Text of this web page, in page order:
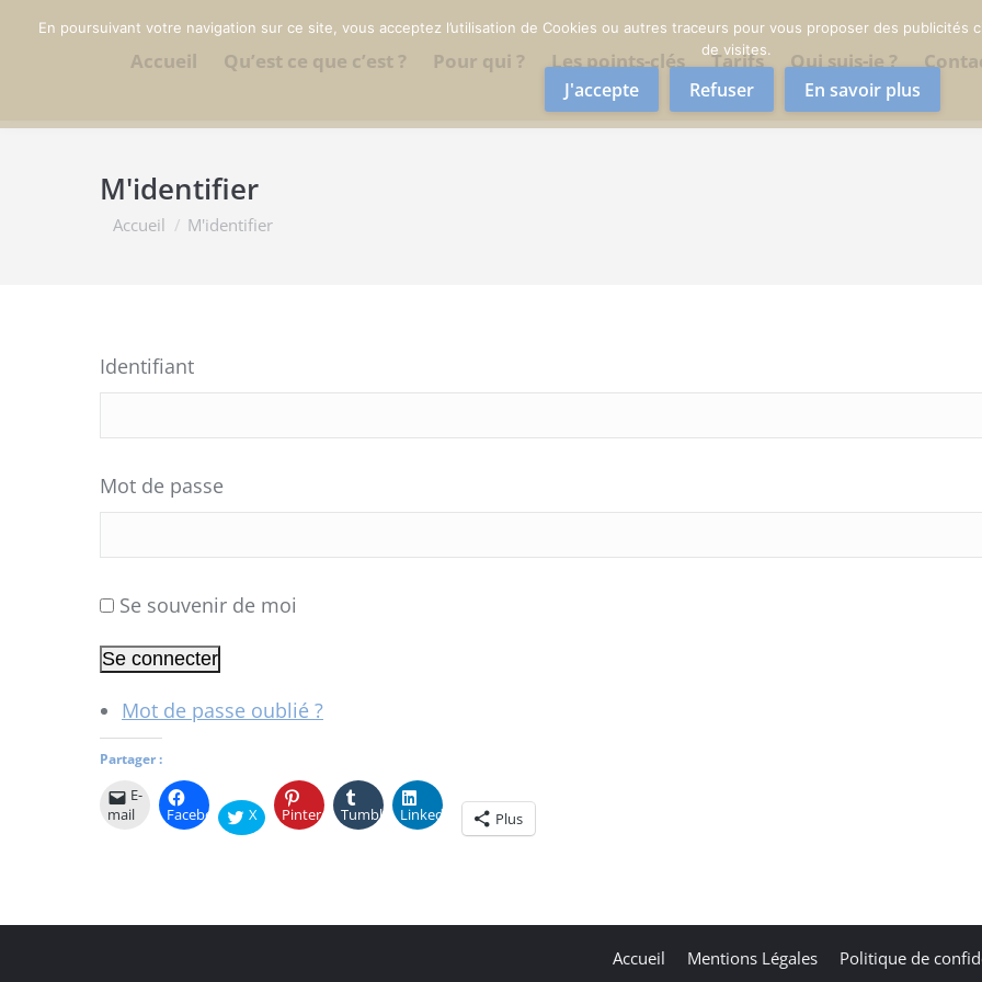
Accueil Qu’est ce que c’est ? Pour qui ? Les points-clés Tarifs Qui suis-je ?
M'identifier
Vous êtes ici :
Accueil M'identifier
Identifiant
Mot de passe
Se souvenir de moi
Se connecter
Mot de passe oublié ?
Partager :
E-
mail
Facebook X PinterestTumblr LinkedIn Plus
Accueil Mentions Légales Politique de
En poursuivant votre navigation sur ce site, vous acceptez l’utilisation de Cookies ou autres traceurs pour vous proposer des
de visites.
J'accepte Refuser En savoir plus